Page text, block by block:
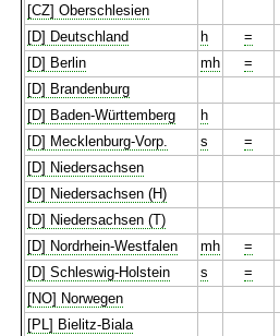
[CZ] Oberschlesien
[D] Deutschland
h =
[D] Berlin
mh =
[D] Brandenburg
[D] Baden-Württemberg
h
[D] Mecklenburg-Vorp.
s =
[D] Niedersachsen
[D] Niedersachsen (H)
[D] Niedersachsen (T)
[D] Nordrhein-Westfalen
mh =
[D] Schleswig-Holstein
s =
[NO] Norwegen
[PL] Bielitz-Biala